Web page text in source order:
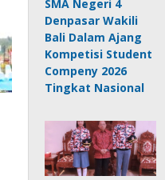
SMA Negeri 4
Denpasar Wakili
Bali Dalam Ajang
Kompetisi Student
Compeny 2026
Tingkat Nasional